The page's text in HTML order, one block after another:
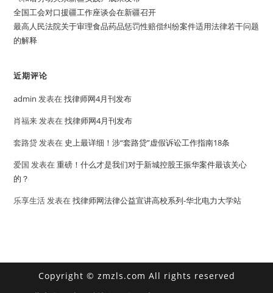
全国工会对口援疆工作座谈会在新疆召开
最高人民法院关于审理食品药品惩罚性赔偿纠纷案件适用法律若干问题
的解释
近期评论
admin 发表在找律师网4月刊发布
肖福来发表在找律师网4月刊发布
套路贷发表在 史上最详细！涉“套路贷”虚假诉讼工作指南18条
爱国 发表在重磅！什么才是我们对于新城控股王振华案件最该关心
的？
乐享生活发表在找律师网法律公益宣讲高校系列-华北电力大学站
Copyright © zmzls.com All rights reserved